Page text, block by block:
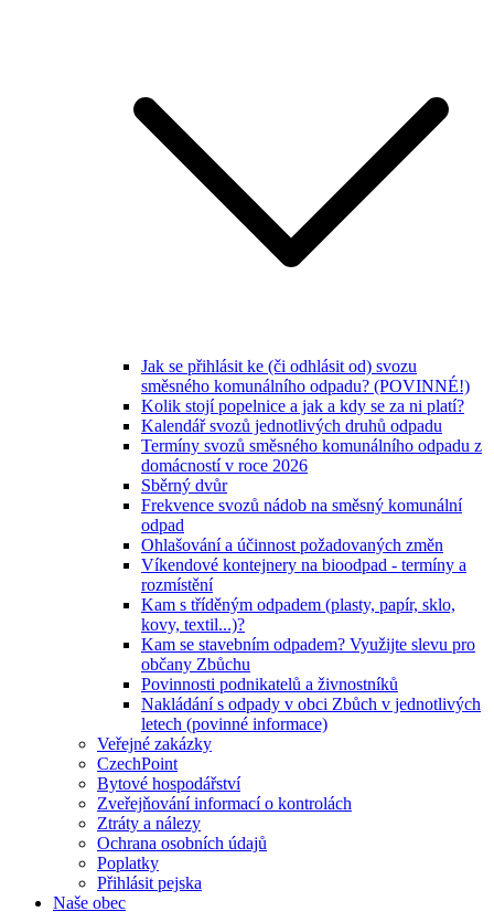
Jak se přihlásit ke (či odhlásit od) svozu
směsného komunálního odpadu? (POVINNÉ!)
Kolik stojí popelnice a jak a kdy se za ni platí?
Kalendář svozů jednotlivých druhů odpadu
Termíny svozů směsného komunálního odpadu z
domácností v roce 2026
Sběrný dvůr
Frekvence svozů nádob na směsný komunální
odpad
Ohlašování a účinnost požadovaných změn
Víkendové kontejnery na bioodpad - termíny a
rozmístění
Kam s tříděným odpadem (plasty, papír, sklo,
kovy, textil...)?
Kam se stavebním odpadem? Využijte slevu pro
občany Zbůchu
Povinnosti podnikatelů a živnostníků
Nakládání s odpady v obci Zbůch v jednotlivých
letech (povinné informace)
Veřejné zakázky
CzechPoint
Bytové hospodářství
Zveřejňování informací o kontrolách
Ztráty a nálezy
Ochrana osobních údajů
Poplatky
Přihlásit pejska
Naše obec